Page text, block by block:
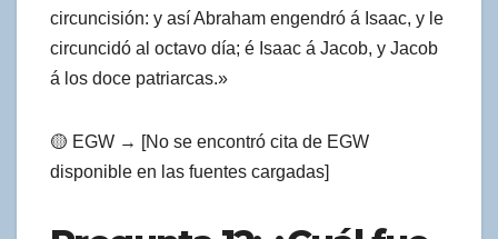
circuncisión: y así Abraham engendró á Isaac, y le
circuncidó al octavo día; é Isaac á Jacob, y Jacob
á los doce patriarcas.»
🟡 EGW → [No se encontró cita de EGW
disponible en las fuentes cargadas]